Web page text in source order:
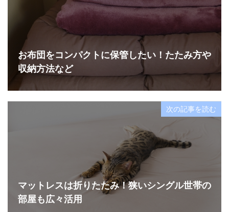
お布団をコンパクトに保管したい！たたみ方や
収納方法など
次の記事を読む
マットレスは折りたたみ！狭いシングル世帯の
部屋も広々活用